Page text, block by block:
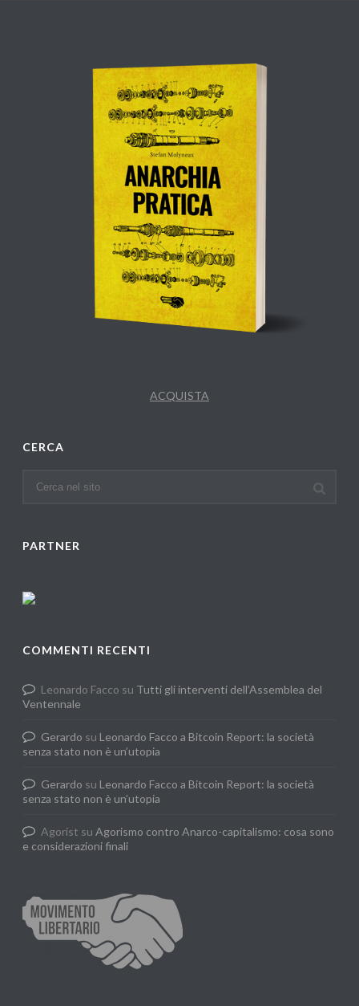
ACQUISTA
CERCA
PARTNER
COMMENTI RECENTI
Leonardo Facco su Tutti gli interventi dell’Assemblea del
Ventennale
Gerardo su Leonardo Facco a Bitcoin Report: la società
senza stato non è un’utopia
Gerardo su Leonardo Facco a Bitcoin Report: la società
senza stato non è un’utopia
Agorist suAgorismo contro Anarco-capitalismo: cosa sono
e considerazioni finali